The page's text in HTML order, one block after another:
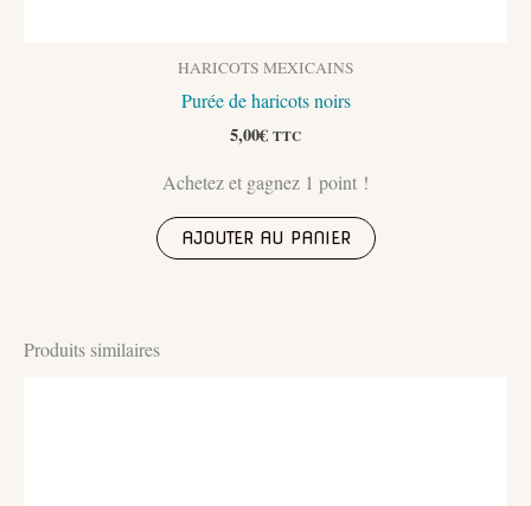
HARICOTS MEXICAINS
Purée de haricots noirs
5,00€ TTC
Achetez et gagnez 1 point !
AJOUTER AU PANIER
Produits similaires